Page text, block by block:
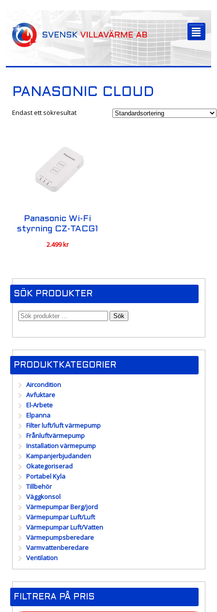
²
PANASONIC CLOUD
Endast ett sökresultat
Panasonic Wi-Fi
styrning CZ-TACG1
2.499kr
SÖK PRODUKTER
Sök
PRODUKTKATEGORIER
Aircondition
Avfuktare
El-Arbete
Elpanna
Filter luft/luft värmepump
Frånluftvärmepump
Installation värmepump
Kampanjerbjudanden
Okategoriserad
Portabel Kyla
Tillbehör
Väggkonsol
Värmepumpar Berg/jord
Värmepumpar Luft/Luft
Värmepumpar Luft/Vatten
Värmepumpsberedare
Varmvattenberedare
Ventilation
FILTRERA PÅ PRIS